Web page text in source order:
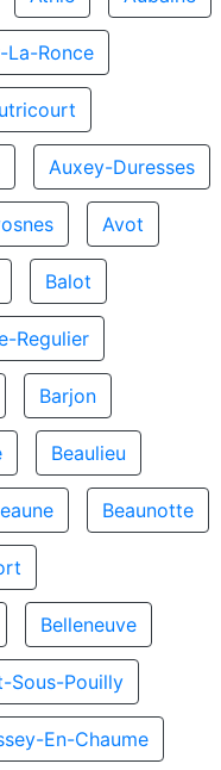
La-Ronce
Auxey-Duresses
Avot
Balot
Regulier
Barjon
Beaulieu
Beaunotte
Belleneuve
Sous-Pouilly
En-Chaume